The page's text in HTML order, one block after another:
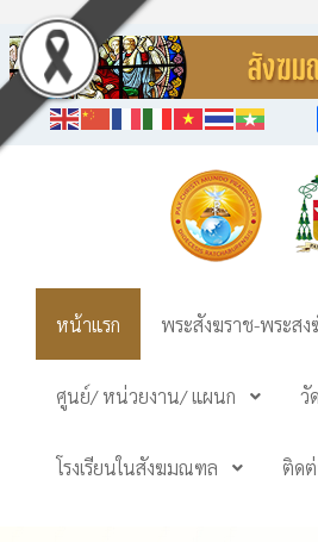
หน้าแรก พระสังฆราช-พระสง
ศูนย์/ หน่วยงาน/ แผนก วั
โรงเรียนในสังฆมณฑล ติดต่